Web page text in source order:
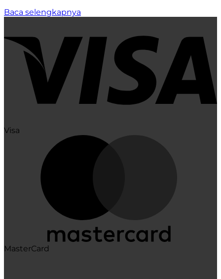
Baca selengkapnya
Visa
MasterCard